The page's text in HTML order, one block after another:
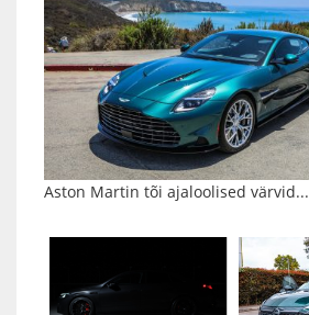
Aston Martin tõi ajaloolised värvid...